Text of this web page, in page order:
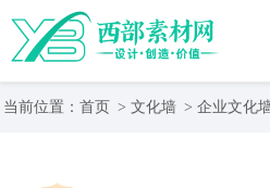
当前位置： 首页 > 文化墙 > 企业文化